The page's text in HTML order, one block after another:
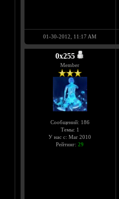
01-30-2012, 11:17 AM
0х255
Member
Сообщений: 186
Темы: 1
У нас с: Mar 2010
Рейтинг: 29